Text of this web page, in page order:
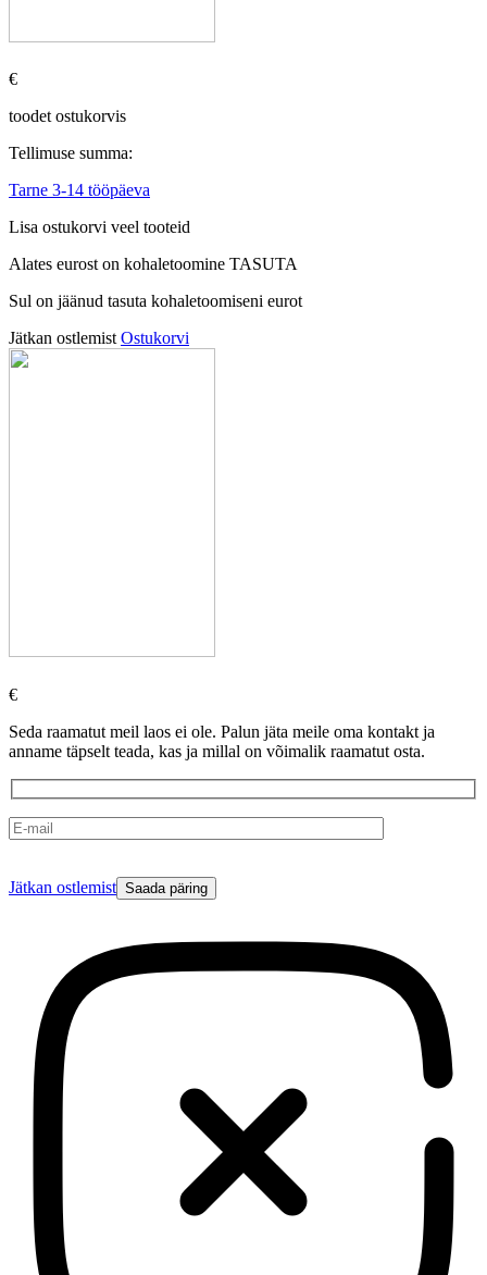
€
toodet ostukorvis
Tellimuse summa:
Tarne 3-14 tööpäeva
Lisa ostukorvi veel tooteid
Alates eurost on kohaletoomine TASUTA
Sul on jäänud tasuta kohaletoomiseni eurot
Jätkan ostlemist Ostukorvi
€
Seda raamatut meil laos ei ole. Palun jäta meile oma kontakt ja
anname täpselt teada, kas ja millal on võimalik raamatut osta.
leave
Jätkan ostlemist